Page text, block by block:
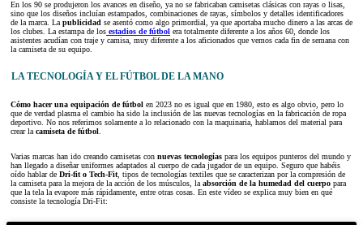
En los 90 se produjeron los avances en diseño, ya no se fabricaban camisetas clásicas con rayas o lisas,
sino que los diseños incluían estampados, combinaciones de rayas, símbolos y detalles identificadores
de la marca. La publicidad se asentó como algo primordial, ya que aportaba mucho dinero a las arcas de
los clubes. La estampa de los estadios de fútbol era totalmente diferente a los años 60, donde los
asistentes acudían con traje y camisa, muy diferente a los aficionados que vemos cada fin de semana con
la camiseta de su equipo.
LA TECNOLOGÍA Y EL FÚTBOL DE LA MANO
Cómo hacer una equipación de fútbol en 2023 no es igual que en 1980, esto es algo obvio, pero lo
que de verdad plasma el cambio ha sido la inclusión de las nuevas tecnologías en la fabricación de ropa
deportivo. No nos referimos solamente a lo relacionado con la maquinaria, hablamos del material para
crear la camiseta de fútbol
Varias marcas han ido creando camisetas con nuevas tecnologías para los equipos punteros del mundo y
han llegado a diseñar uniformes adaptados al cuerpo de cada jugador de un equipo. Seguro que habéis
oído hablar de Dri-fit o Tech-Fit , tipos de tecnologías textiles que se caracterizan por la compresión de
la camiseta para la mejora de la acción de los músculos, la absorción de la humedad del cuerpo para
que la tela la evapore más rápidamente, entre otras cosas. En este vídeo se explica muy bien en qué
consiste la tecnología Dri-Fit: